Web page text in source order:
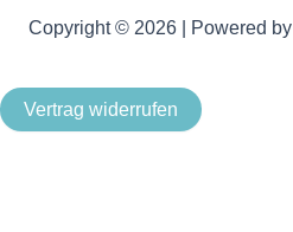
Copyright © 2026 | Powered by
Vertrag widerrufen